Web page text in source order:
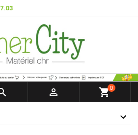
 shopping_cart0